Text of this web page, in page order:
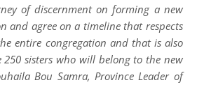
of discernment on forming a new
and agree on a timeline that respects
entire congregation and that is also
sisters who will belong to the new
Bou Samra, Province Leader of